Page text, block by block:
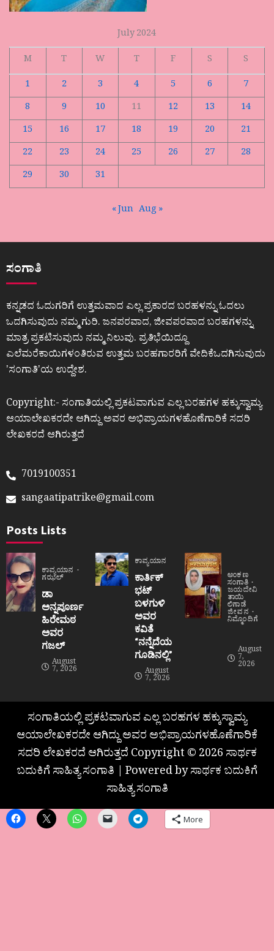
July 2024
M
T W T F S
S
1
2 3 4 5 6
7
8
9 10 11 12 13
14
15
16 17 18 19 20
21
22
23 24 25 26 27
28
29
30 31
« Jun Aug »
ಸಂಗಾತಿ
ಕನ್ನಡದ ಓದುಗರಿಗೆ ಉತ್ತಮವಾದ ಎಲ್ಲ ಪ್ರಕಾರದ ಬರಹಳನ್ನು ಓದಲು
ಒದಗಿಸುವುದು ನಮ್ಮ ಗುರಿ. ಜನಪರವಾದ, ಜೀವಪರವಾದ ಬರಹಗಳನ್ನು
ಮಾತ್ರ ಪ್ರಕಟಿಸುವುದು ನಮ್ಮ ನಿಲುವು. ಪ್ರತಿಭೆಯಿದ್ದೂ
ಎಲೆಮರೆಕಾಯಿಗಳಂತಿರುವ ಉತ್ತಮ ಬರಹಗಾರರಿಗೆ ವೇದಿಕೆಒದಗಿಸುವುದು
ʼಸಂಗಾತಿʼಯ ಉದ್ದೇಶ.
Copyright:- ಸಂಗಾತಿಯಲ್ಲಿ ಪ್ರಕಟವಾಗುವ ಎಲ್ಲ ಬರಹಗಳ ಹಕ್ಕುಸ್ವಾಮ್ಯ
ಆಯಾಲೇಖಕರದೇ ಆಗಿದ್ದು ಅವರ ಅಭಿಪ್ರಾಯಗಳಹೊಣೆಗಾರಿಕೆ ಸದರಿ
ಲೇಖಕರದೆ ಆಗಿರುತ್ತದೆ
7019100351
sangaatipatrike@gmail.com
Posts Lists
ಕಾವ್ಯಯಾನ
ಗಝಲ್
ಡಾ
ಅನ್ನಪೂರ್ಣ
ಹಿರೇಮಠ
ಅವರ
ಗಜಲ್
August
7, 2026
ಕಾವ್ಯಯಾನ
ಕಾರ್ತಿಕ್
ಭಟ್
ಬಳಗುಳಿ
ಅವರ
ಕವಿತೆ
“ನನ್ನೆದೆಯ
ಗೂಡಿನಲ್ಲಿ”
August
7, 2026
ಅಂಕಣ
ಸಂಗಾತಿ
ಜಯದೇವಿ
ತಾಯಿ
ಲಿಗಾಡೆ
ಜೀವನ
ನಿಮ್ಮೊಂದಿಗೆ
August
7,
2026
ಸಂಗಾತಿಯಲ್ಲಿ ಪ್ರಕಟವಾಗುವ ಎಲ್ಲ ಬರಹಗಳ ಹಕ್ಕುಸ್ವಾಮ್ಯ
ಆಯಾಲೇಖಕರದೇ ಆಗಿದ್ದು ಅವರ ಅಭಿಪ್ರಾಯಗಳಹೊಣೆಗಾರಿಕೆ
ಸದರಿ ಲೇಖಕರದೆ ಆಗಿರುತ್ತದೆ Copyright © 2026 ಸಾರ್ಥಕ
ಬದುಕಿಗೆ ಸಾಹಿತ್ಯ ಸಂಗಾತಿ | Powered by ಸಾರ್ಥಕ ಬದುಕಿಗೆ
ಸಾಹಿತ್ಯ ಸಂಗಾತಿ
More